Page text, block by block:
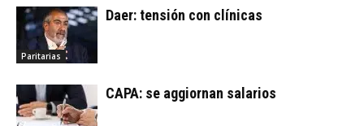
Paritarias
Daer: tensión con clínicas
CAPA: se aggiornan salarios